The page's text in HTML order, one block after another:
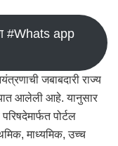
#Whats app
जबाबदारी राज्य
आलेली आहे. यानुसार
पोर्टल
माध्यमिक, उच्च